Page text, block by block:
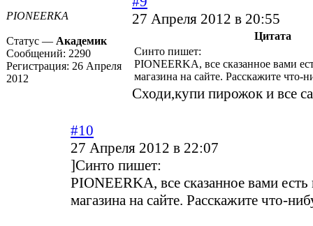
PIONEERKA
Статус — Академик
Сообщений: 2290
Регистрация: 26 Апреля
2012
27 Апреля 2012 в 20:55
Цитата
Синто пишет:
PIONEERKA, все сказанное вами
магазина на сайте. Расскажите что-
Сходи,купи пирожок и все
#10
27 Апреля 2012 в 22:07
]Синто пишет:
PIONEERKA, все сказанное вами
магазина на сайте. Расскажите что-